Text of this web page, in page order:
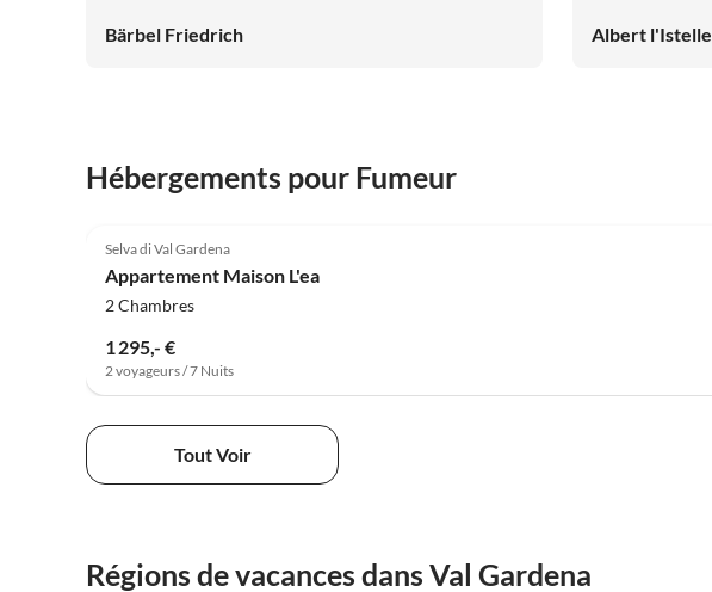
Bärbel Friedrich Albert l'Istelle
Hébergements pour Fumeur
Selva di Val Gardena
Appartement Maison L'ea
2 Chambres
1 295,- €
2 voyageurs / 7 Nuits
Tout Voir
Régions de vacances dans Val Gardena